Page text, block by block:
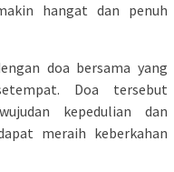
hangat dan penuh
doa bersama yang
Doa tersebut
kepedulian dan
meraih keberkahan